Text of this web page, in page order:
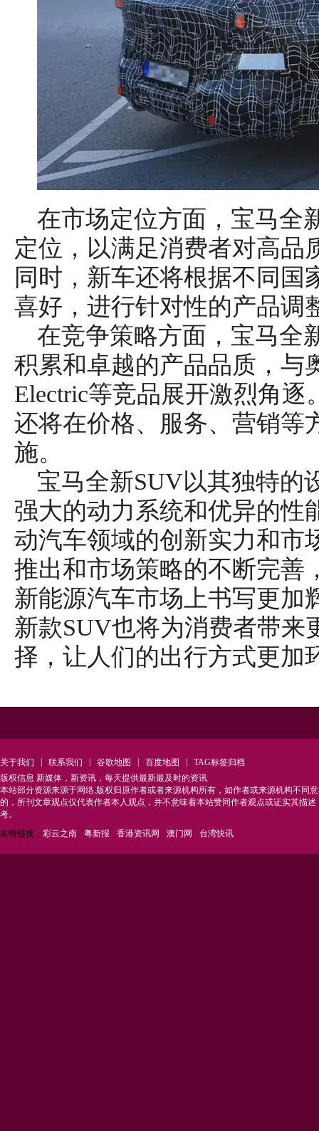
在市场定位方面，宝马全
定位，以满足消费者对高品
同时，新车还将根据不同国
喜好，进行针对性的产品调
在竞争策略方面，宝马全
积累和卓越的产品品质，与
Electric等竞品展开激烈角
还将在价格、服务、营销等
施。
宝马全新SUV以其独特的
强大的动力系统和优异的性
动汽车领域的创新实力和市
推出和市场策略的不断完善
新能源汽车市场上书写更加
新款SUV也将为消费者带来
择，让人们的出行方式更加
关于我们 联系我们 谷歌地图 百度地图
TAG标签归档
版权信息 新媒体，新资讯，每天提供最新最及时的资讯
本站部分资源来源于网络,版权归原作者或者来源机构所有，如作者或来源机构不同
的，所刊文章观点仅代表作者本人观点，并不意味着本站赞同作者观点或证实其描
考。
友情链接： 彩云之南 粤新报 香港资讯网 澳门网 台湾快讯